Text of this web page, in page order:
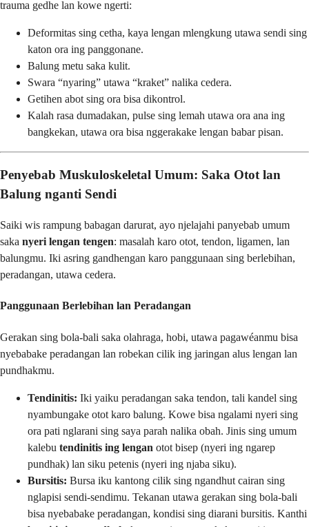
trauma gedhe lan kowe ngerti:
Deformitas sing cetha, kaya lengan mlengkung utawa sendi sing
katon ora ing panggonane.
Balung metu saka kulit.
Swara “nyaring” utawa “kraket” nalika cedera.
Getihen abot sing ora bisa dikontrol.
Kalah rasa dumadakan, pulse sing lemah utawa ora ana ing
bangkekan, utawa ora bisa nggerakake lengan babar pisan.
Penyebab Muskuloskeletal Umum: Saka Otot lan
Balung nganti Sendi
Saiki wis rampung babagan darurat, ayo njelajahi panyebab umum
saka nyeri lengan tengen: masalah karo otot, tendon, ligamen, lan
balungmu. Iki asring gandhengan karo panggunaan sing berlebihan,
peradangan, utawa cedera.
Panggunaan Berlebihan lan Peradangan
Gerakan sing bola-bali saka olahraga, hobi, utawa pagawéanmu bisa
nyebabake peradangan lan robekan cilik ing jaringan alus lengan lan
pundhakmu.
Tendinitis: Iki yaiku peradangan saka tendon, tali kandel sing
nyambungake otot karo balung. Kowe bisa ngalami nyeri sing
ora pati nglarani sing saya parah nalika obah. Jinis sing umum
kalebu tendinitis ing lengan otot bisep (nyeri ing ngarep
pundhak) lan siku petenis (nyeri ing njaba siku).
Bursitis: Bursa iku kantong cilik sing ngandhut cairan sing
nglapisi sendi-sendimu. Tekanan utawa gerakan sing bola-bali
bisa nyebabake peradangan, kondisi sing diarani bursitis. Kanthi